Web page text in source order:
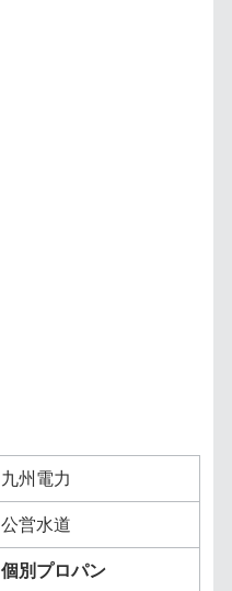
九州電力
公営水道
個別プロパン